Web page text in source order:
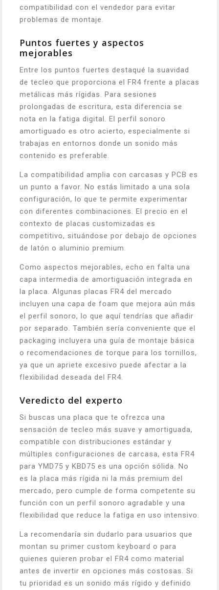
compatibilidad con el vendedor para evitar
problemas de montaje.
Puntos fuertes y aspectos
mejorables
Entre los puntos fuertes destaqué la suavidad
de tecleo que proporciona el FR4 frente a placas
metálicas más rígidas. Para sesiones
prolongadas de escritura, esta diferencia se
nota en la fatiga digital. El perfil sonoro
amortiguado es otro acierto, especialmente si
trabajas en entornos donde un sonido más
contenido es preferable.
La compatibilidad amplia con carcasas y PCB es
un punto a favor. No estás limitado a una sola
configuración, lo que te permite experimentar
con diferentes combinaciones. El precio en el
contexto de placas customizadas es
competitivo, situándose por debajo de opciones
de latón o aluminio premium.
Como aspectos mejorables, echo en falta una
capa intermedia de amortiguación integrada en
la placa. Algunas placas FR4 del mercado
incluyen una capa de foam que mejora aún más
el perfil sonoro, lo que aquí tendrías que añadir
por separado. También sería conveniente que el
packaging incluyera una guía de montaje básica
o recomendaciones de torque para los tornillos,
ya que un apriete excesivo puede afectar a la
flexibilidad deseada del FR4.
Veredicto del experto
Si buscas una placa que te ofrezca una
sensación de tecleo más suave y amortiguada,
compatible con distribuciones estándar y
múltiples configuraciones de carcasa, esta FR4
para YMD75 y KBD75 es una opción sólida. No
es la placa más rígida ni la más premium del
mercado, pero cumple de forma competente su
función con un perfil sonoro agradable y una
flexibilidad que reduce la fatiga en uso intensivo.
La recomendaría sin dudarlo para usuarios que
montan su primer custom keyboard o para
quienes quieren probar el FR4 como material
antes de invertir en opciones más costosas. Si
tu prioridad es un sonido más rígido y definido